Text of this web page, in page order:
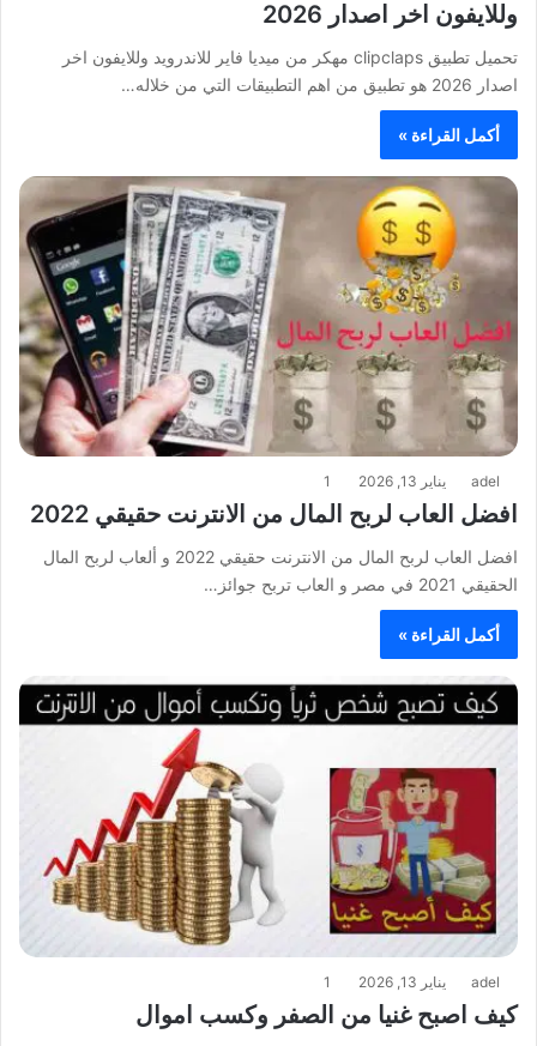
وللايفون اخر اصدار 2026
تحميل تطبيق clipclaps مهكر من ميديا فاير للاندرويد وللايفون اخر
اصدار 2026 هو تطبيق من اهم التطبيقات التي من خلاله…
أكمل القراءة »
adel يناير 13, 2026 1
افضل العاب لربح المال من الانترنت حقيقي 2022
افضل العاب لربح المال من الانترنت حقيقي 2022 و ألعاب لربح المال
الحقيقي 2021 في مصر و العاب تربح جوائز…
أكمل القراءة »
adel يناير 13, 2026 1
كيف اصبح غنيا من الصفر وكسب اموال